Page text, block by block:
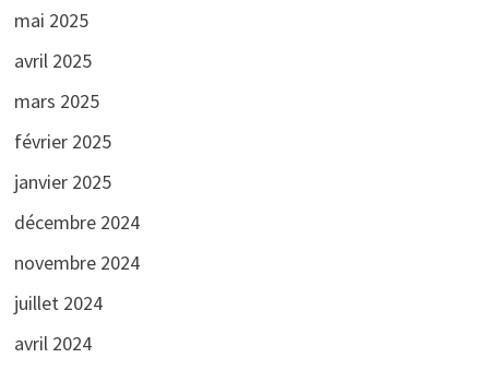
mai 2025
avril 2025
mars 2025
février 2025
janvier 2025
décembre 2024
novembre 2024
juillet 2024
avril 2024